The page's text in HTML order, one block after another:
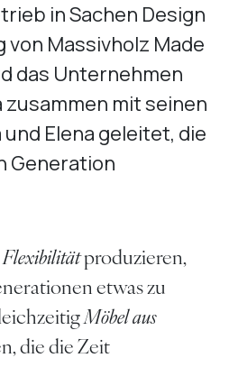
in Sachen Design
Massivholz Made
das Unternehmen
zusammen mit seinen
Elena geleitet, die
Generation
Flexibilitätproduzieren,
etwas zu
Möbel aus
die die Zeit